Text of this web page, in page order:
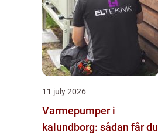
11 july 2026
Varmepumper i
kalundborg: sådan får du